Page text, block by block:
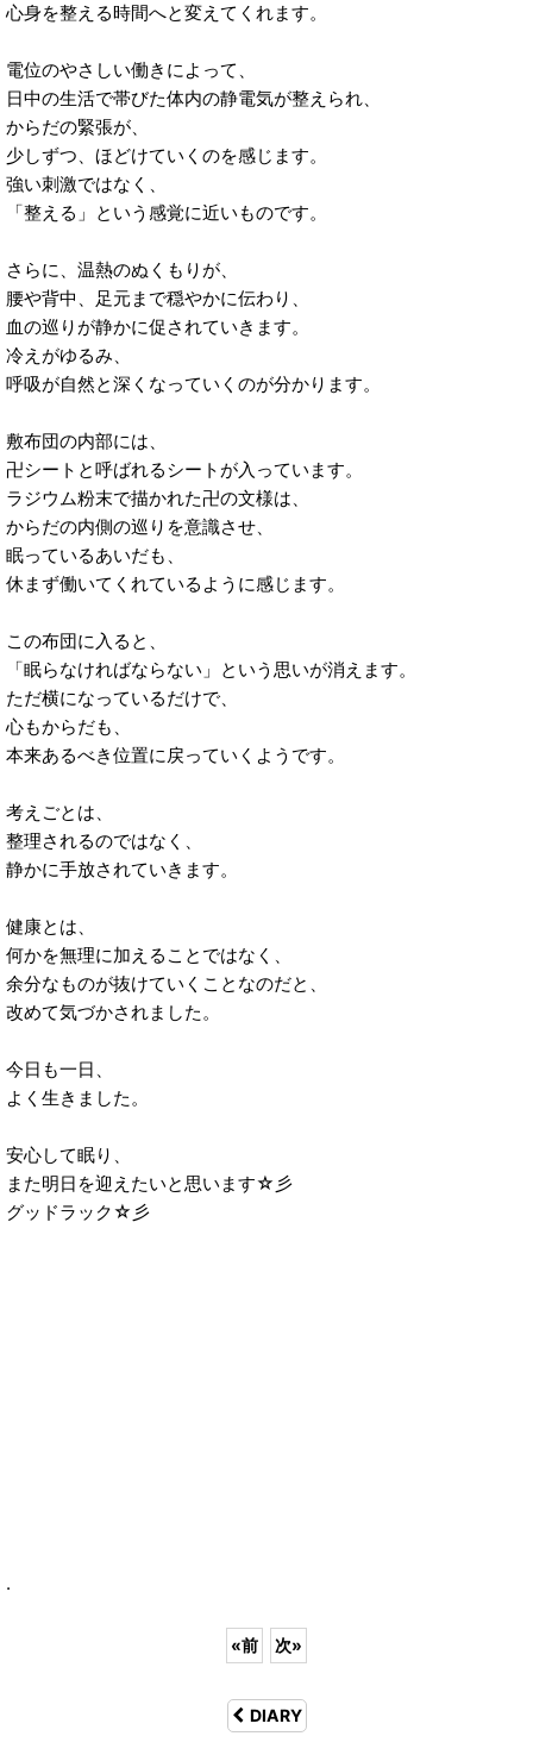
心身を整える時間へと変えてくれます。
電位のやさしい働きによって、
日中の生活で帯びた体内の静電気が整えられ、
からだの緊張が、
少しずつ、ほどけていくのを感じます。
強い刺激ではなく、
「整える」という感覚に近いものです。
さらに、温熱のぬくもりが、
腰や背中、足元まで穏やかに伝わり、
血の巡りが静かに促されていきます。
冷えがゆるみ、
呼吸が自然と深くなっていくのが分かります。
敷布団の内部には、
卍シートと呼ばれるシートが入っています。
ラジウム粉末で描かれた卍の文様は、
からだの内側の巡りを意識させ、
眠っているあいだも、
休まず働いてくれているように感じます。
この布団に入ると、
「眠らなければならない」という思いが消えます。
ただ横になっているだけで、
心もからだも、
本来あるべき位置に戻っていくようです。
考えごとは、
整理されるのではなく、
静かに手放されていきます。
健康とは、
何かを無理に加えることではなく、
余分なものが抜けていくことなのだと、
改めて気づかされました。
今日も一日、
よく生きました。
安心して眠り、
また明日を迎えたいと思います☆彡
グッドラック☆彡
.
«前 次»
DIARY